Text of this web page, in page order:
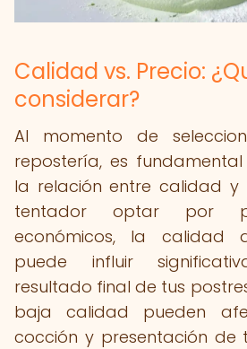
Calidad vs. Precio:
considerar?
Al momento de
repostería, es
la relación entre calidad y
tentador optar por
económicos, la calidad
puede influir
resultado final de tus
baja calidad pueden
cocción y presentación de